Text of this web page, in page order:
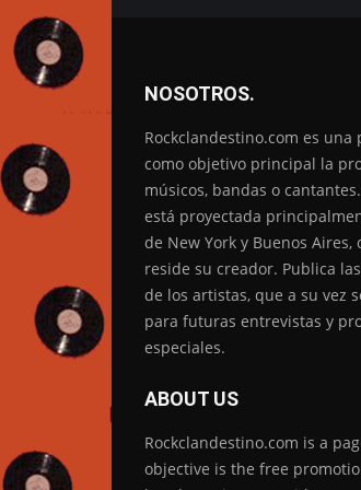
NOSOTROS.
Rockclandestino.com es una
como objetivo principal la
músicos, bandas o
está proyectada
de New York y Buenos Aires,
reside su creador. Publica
de los artistas, que a su vez
para futuras entrevistas y
especiales.
ABOUT US
Rockclandestino.com is a
objective is the free